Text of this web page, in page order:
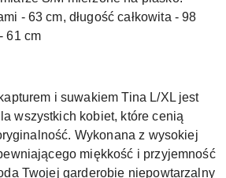
- 63 cm, długość całkowita - 98
61 cm
i suwakiem Tina L/XL jest
wszystkich kobiet, które cenią
Wykonana z wysokiej
miękkość i przyjemność
Twojej garderobie niepowtarzalny